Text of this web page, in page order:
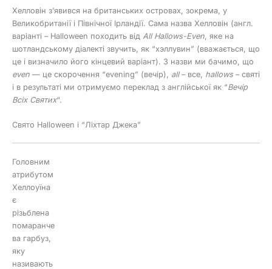
Хелловін з’явився на британських островах, зокрема, у
Великобританії і Північної Ірландії. Сама назва Хелловін (англ.
варіанті – Halloween походить від All Hallows-Even, яке на
шотландському діалекті звучить, як “хэллувин” (вважається, що
це і визначило його кінцевий варіант). З назви ми бачимо, що
even — це скорочення “evening” (вечір), all– все, hallows – святі
і в результаті ми отримуємо переклад з англійської як “Вечір
Всіх Святих“.
Свято Halloween і “Ліхтар Джека”
Головним
атрибутом
Хеллоуїна
є
різьблена
помаранче
ва гарбуз,
яку
називають